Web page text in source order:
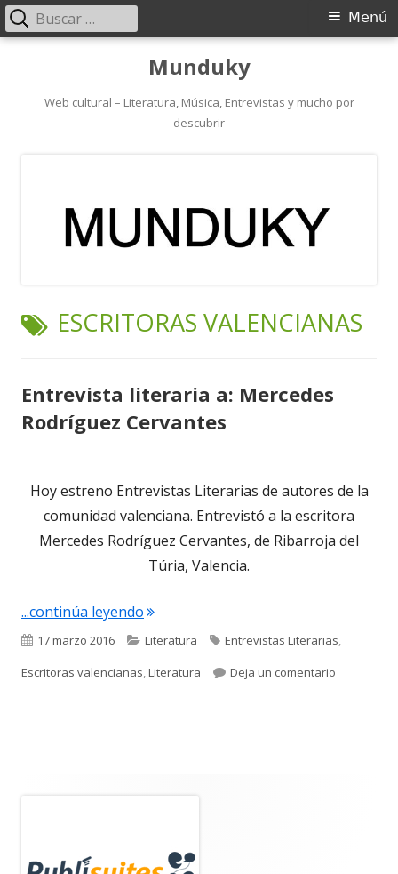
contenido
Munduky
Web cultural – Literatura, Música, Entrevistas y mucho por
descubrir
Menú
Menú
Buscar:
ETIQUETA:
ESCRITORAS VALENCIANAS
Entrevista literaria a: Mercedes
Rodríguez Cervantes
Hoy estreno Entrevistas Literarias de autores de la
comunidad valenciana. Entrevistó a la escritora
Mercedes Rodríguez Cervantes, de Ribarroja del
Túria, Valencia.
...continúa leyendo"Entrevista literaria a: Mercedes
Publicado
el
17 marzo 2016 Categorías
Literatura Etiquetas
Entrevistas Literarias,
Escritoras valencianas,Literatura Deja un comentario
lateral